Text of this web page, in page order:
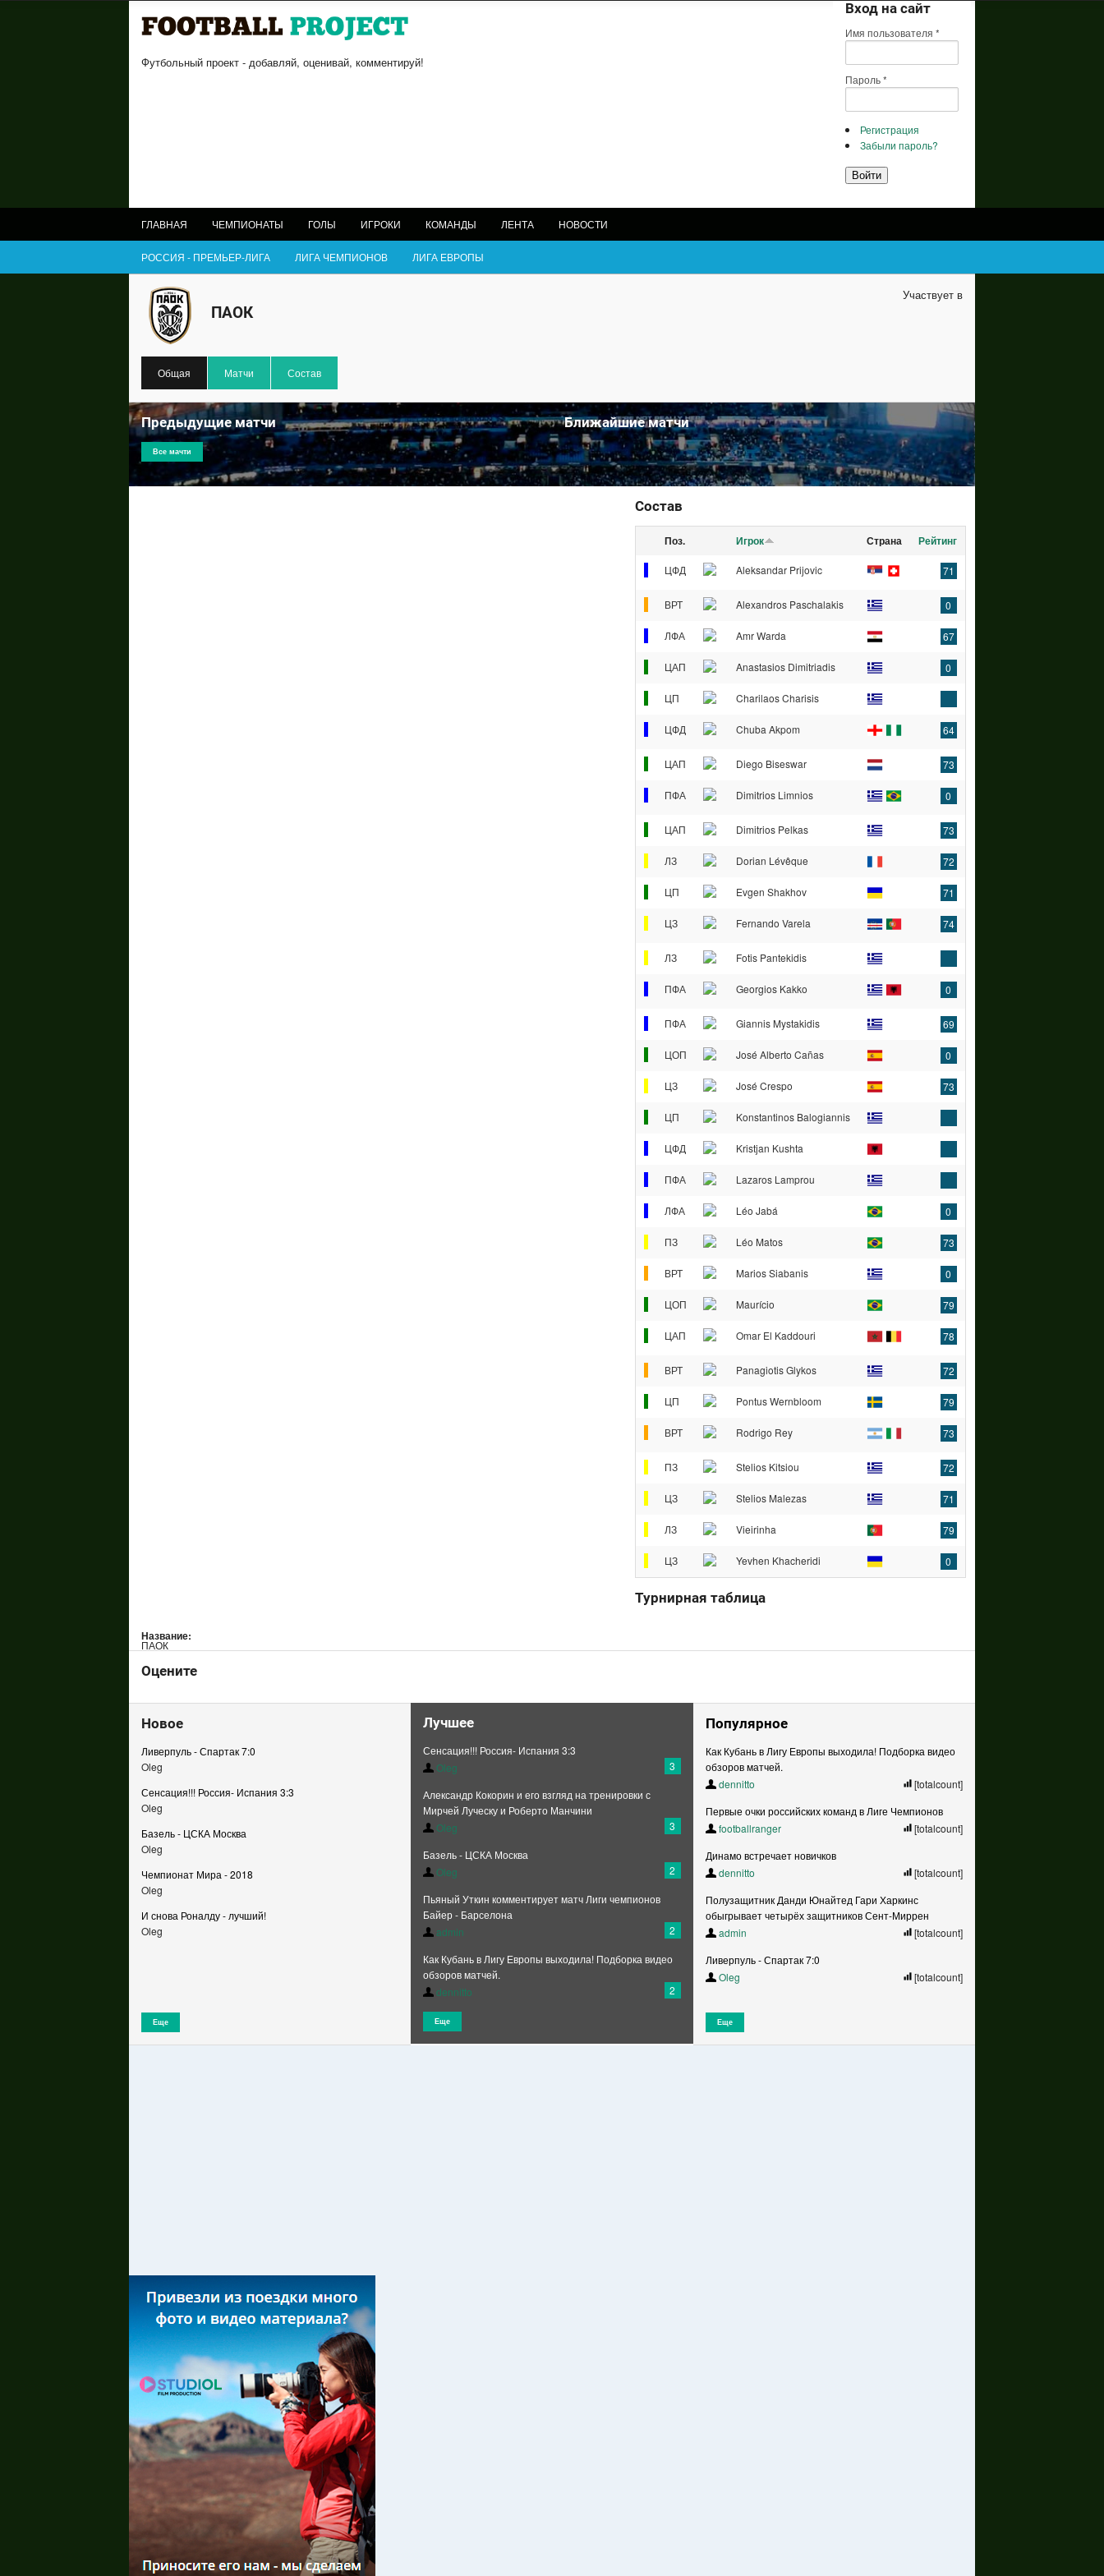
Футбольный проект - добавляй, оценивай, комментируй!
Вход на сайт
Имя пользователя *
Пароль*
Регистрация
Забыли пароль?
ГЛАВНАЯ ЧЕМПИОНАТЫ ГОЛЫ ИГРОКИ КОМАНДЫ ЛЕНТА НОВОСТИ
РОССИЯ - ПРЕМЬЕР-ЛИГА ЛИГА ЧЕМПИОНОВ ЛИГА ЕВРОПЫ
ПАОК
Общая Матчи Состав
Участвует в
Предыдущие матчи Ближайшие матчи
Все мачти
Состав
Поз. Игрок Страна Рейтинг
ЦФД Aleksandar Prijovic 71
ВРТ Alexandros Paschalakis 0
ЛФА Amr Warda 67
ЦАП Anastasios Dimitriadis 0
ЦП Charilaos Charisis
ЦФД Chuba Akpom 64
ЦАП Diego Biseswar 73
ПФА Dimitrios Limnios 0
ЦАП Dimitrios Pelkas 73
ЛЗ Dorian Lévêque 72
ЦП Evgen Shakhov 71
ЦЗ Fernando Varela 74
ЛЗ Fotis Pantekidis
ПФА Georgios Kakko 0
ПФА Giannis Mystakidis 69
ЦОП José Alberto Cañas 0
ЦЗ José Crespo 73
ЦП Konstantinos Balogiannis
ЦФД Kristjan Kushta
ПФА Lazaros Lamprou
ЛФА Léo Jabá 0
ПЗ Léo Matos 73
ВРТ Marios Siabanis 0
ЦОП Maurício 79
ЦАП Omar El Kaddouri 78
ВРТ Panagiotis Glykos 72
ЦП Pontus Wernbloom 79
ВРТ Rodrigo Rey 73
ПЗ Stelios Kitsiou 72
ЦЗ Stelios Malezas 71
ЛЗ Vieirinha 79
ЦЗ Yevhen Khacheridi 0
Турнирная таблица
Название:
ПАОК
Оцените
Новое
Ливерпуль - Спартак 7:0
Oleg
Сенсация!!! Россия- Испания 3:3
Oleg
Базель - ЦСКА Москва
Oleg
Чемпионат Мира - 2018
Oleg
И снова Роналду - лучший!
Oleg
Еще
Лучшее
Сенсация!!! Россия- Испания 3:3
Oleg
3
Александр Кокорин и его взгляд на тренировки с
Мирчей Луческу и Роберто Манчини
Oleg
3
Базель - ЦСКА Москва
Oleg
2
Пьяный Уткин комментирует матч Лиги чемпионов
Байер - Барселона
admin
2
Как Кубань в Лигу Европы выходила! Подборка видео
обзоров матчей.
dennitto
2
Еще
Популярное
Как Кубань в Лигу Европы выходила! Подборка видео
обзоров матчей.
dennitto
[totalcount]
Первые очки российских команд в Лиге Чемпионов
footballranger
[totalcount]
Динамо встречает новичков
dennitto
[totalcount]
Полузащитник Данди Юнайтед Гари Харкинс
обыгрывает четырёх защитников Сент-Миррен
admin
[totalcount]
Ливерпуль - Спартак 7:0
Oleg
[totalcount]
Еще